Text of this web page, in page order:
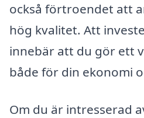
också förtroendet att
hög kvalitet. Att
innebär att du gör ett
både för din ekonomi
Om du är intresserad